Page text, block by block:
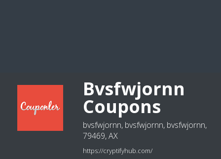
Bvsfwjornn
Coupons
bvsfwjornn, bvsfwjornn, bvsfwjornn,
79469, AX
https://cryptifyhub.com/